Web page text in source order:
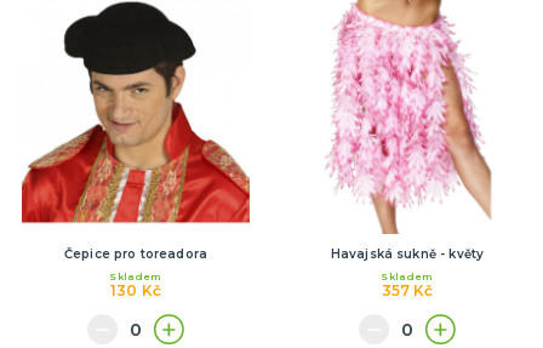
Čepice pro toreadora
130 Kč
Skladem
Havajská sukně - květy
357 Kč
Skladem